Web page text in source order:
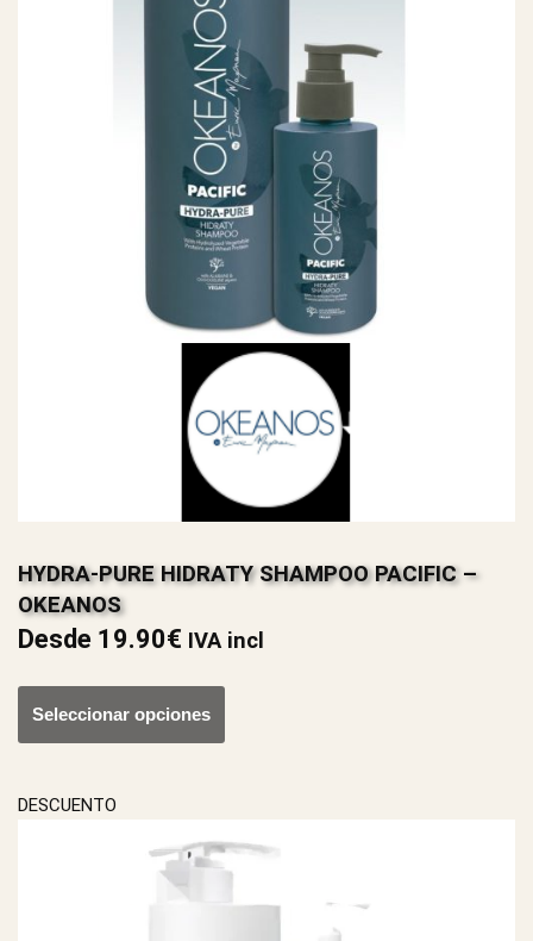
HYDRA-PURE HIDRATY SHAMPOO PACIFIC –
OKEANOS
Desde 19.90€ IVA incl
Seleccionar opciones
DESCUENTO